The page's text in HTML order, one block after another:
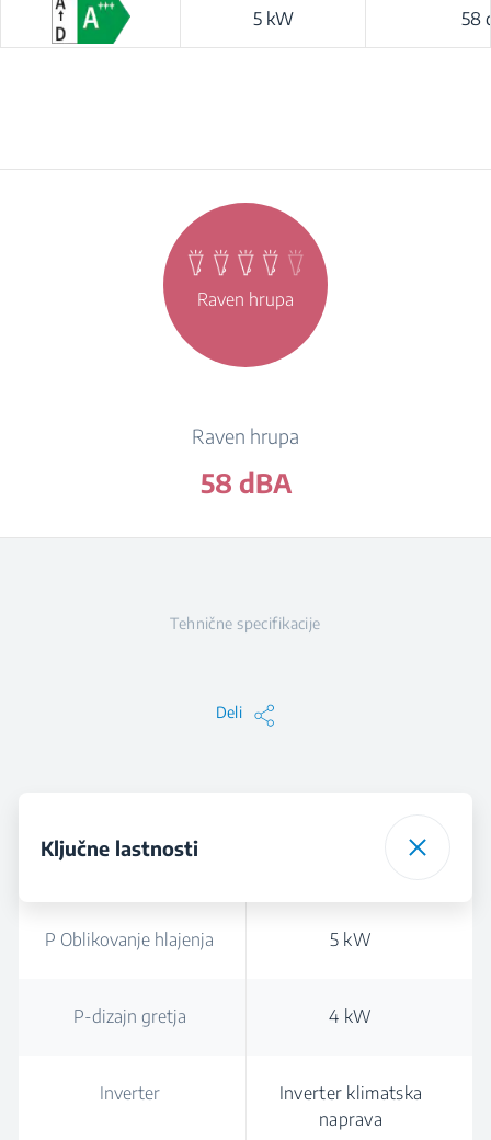
5 kW 58
Raven hrupa
Raven hrupa
58 dBA
Tehnične specifikacije
Deli
Ključne lastnosti
P Oblikovanje hlajenja 5 kW
P-dizajn gretja 4 kW
Inverter
Inverter klimatska
naprava